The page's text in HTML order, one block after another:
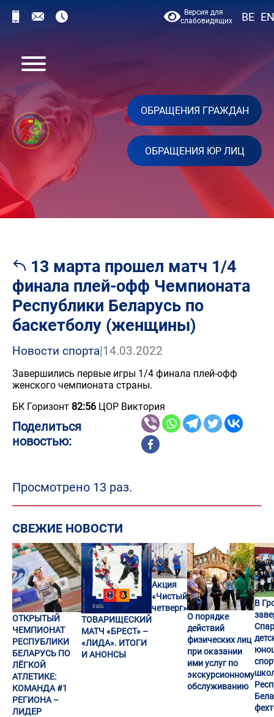
Версия для
слабовидящих
BE EN
ОБРАЩЕНИЯ ГРАЖДАН
ОБРАЩЕНИЯ ЮР ЛИЦ
13 марта прошел матч 1/4
финала плей-офф Чемпионата
Республики Беларусь по
баскетболу (женщины)
Новости спорта|14.03.2022
Завершились первые игры 1/4 финала плей-офф
женского чемпионата страны.
БК Горизонт 82:56 ЦОР Виктория
Поделиться
новостью:
Просмотрено 13 раз.
СВЕЖИЕ НОВОСТИ
ОТКРЫТЫЙ
ЧЕМПИОНАТ
РЕСПУБЛИКИ
БЕЛАРУСЬ ПО
ЛЁГКОЙ
АТЛЕТИКЕ:
КОМАНДА #1
РЕГИОНА –
ЛИДЕР
ТОВАРИЩЕСКИЙ
МАТЧ «БРЕСТ» –
«ЛИДА». ИТОГИ
И АНОНСЫ
Акция
«Чистый
четверг»
О порядке
действий
физических лиц
при оказании
ими услуг по
экскурсионному
обслуживанию
В